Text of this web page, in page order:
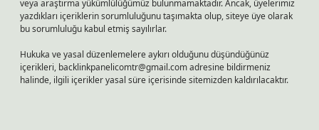
veya araştırma yükümlülüğümüz bulunmamaktadır. Ancak, üyelerimiz
yazdıkları içeriklerin sorumluluğunu taşımakta olup, siteye üye olarak
bu sorumluluğu kabul etmiş sayılırlar.
Hukuka ve yasal düzenlemelere aykırı olduğunu düşündüğünüz
içerikleri, backlinkpanelicomtr@gmail.comadresine bildirmeniz
halinde, ilgili içerikler yasal süre içerisinde sitemizden kaldırılacaktır.